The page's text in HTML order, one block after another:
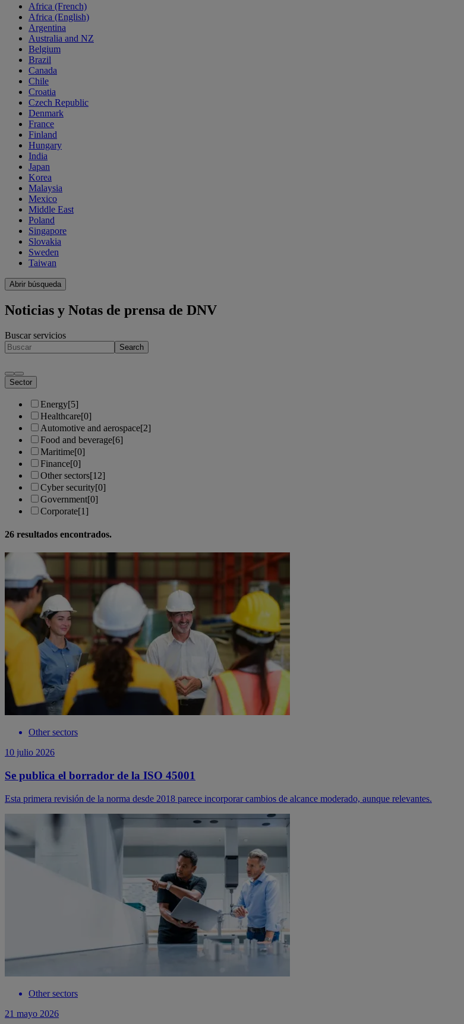
Africa (French)
Africa (English)
Argentina
Australia and NZ
Belgium
Brazil
Canada
Chile
Croatia
Czech Republic
Denmark
France
Finland
Hungary
India
Japan
Korea
Malaysia
Mexico
Middle East
Poland
Singapore
Slovakia
Sweden
Taiwan
Abrir búsqueda
Noticias y Notas de prensa de DNV
Buscar servicios
Search
Sector
Energy[5]
Healthcare[0]
Automotive and aerospace[2]
Food and beverage[6]
Maritime[0]
Finance[0]
Other sectors[12]
Cyber security[0]
Government[0]
Corporate[1]
26 resultados encontrados.
Other sectors
10 julio 2026
Se publica el borrador de la ISO 45001
Esta primera revisión de la norma desde 2018 parece incorporar cambios de alcance moderado, aunque relevantes.
Other sectors
21 mayo 2026